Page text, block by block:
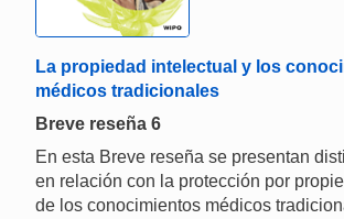
La propiedad intelectual y los
médicos tradicionales
Breve reseña 6
En esta Breve reseña se presentan
en relación con la protección por
de los conocimientos médicos